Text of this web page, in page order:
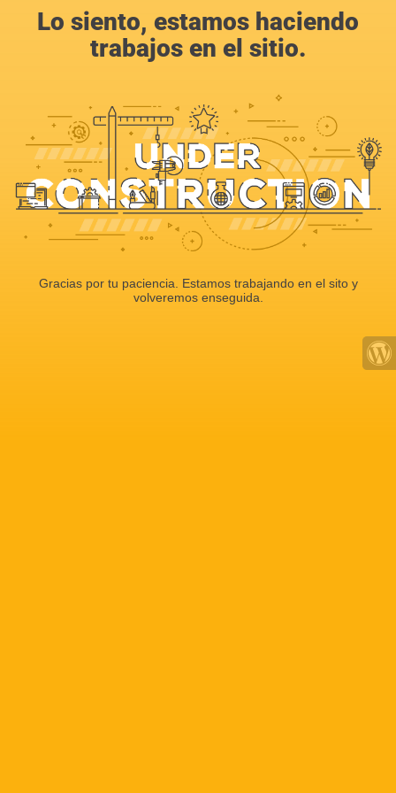
Lo siento, estamos haciendo
trabajos en el sitio.
Gracias por tu paciencia. Estamos trabajando en el sito y
volveremos enseguida.